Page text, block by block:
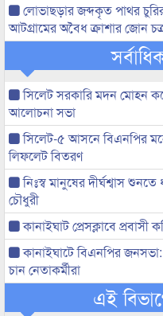
লোভাছড়ার জব্দকৃত পাথর
আটগ্রামের অবৈধ ক্রাশার জোন
সিলেট সরকারি মদন মোহন
আলোচনা সভা
সিলেট-৫ আসনে বিএনপির
লিফলেট বিতরণ
নিঃস্ব মানুষের দীর্ঘশ্বাস
চৌধুরী
কানাইঘাট প্রেসক্লাবে
কানাইঘাটে বিএনপির
চান নেতাকর্মীরা
এই